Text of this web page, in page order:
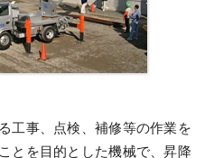
工事、点検、補修等の作業を
とを目的とした機械で、昇降